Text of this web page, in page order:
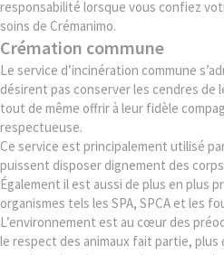
responsabilité lorsque vous confiez
soins de Crémanimo.
Crémation commune
Le service d’incinération commune
désirent pas conserver les cendres de
tout de même offrir à leur fidèle
respectueuse.
Ce service est principalement utilisé
puissent disposer dignement des
Également il est aussi de plus en plus
organismes tels les SPA, SPCA et les
L’environnement est au cœur des
le respect des animaux fait partie, plus